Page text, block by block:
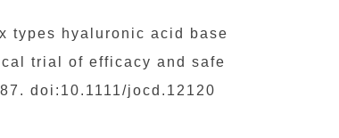
types hyaluronic acid base
trial of efficacy and safe
doi:10.1111/jocd.12120